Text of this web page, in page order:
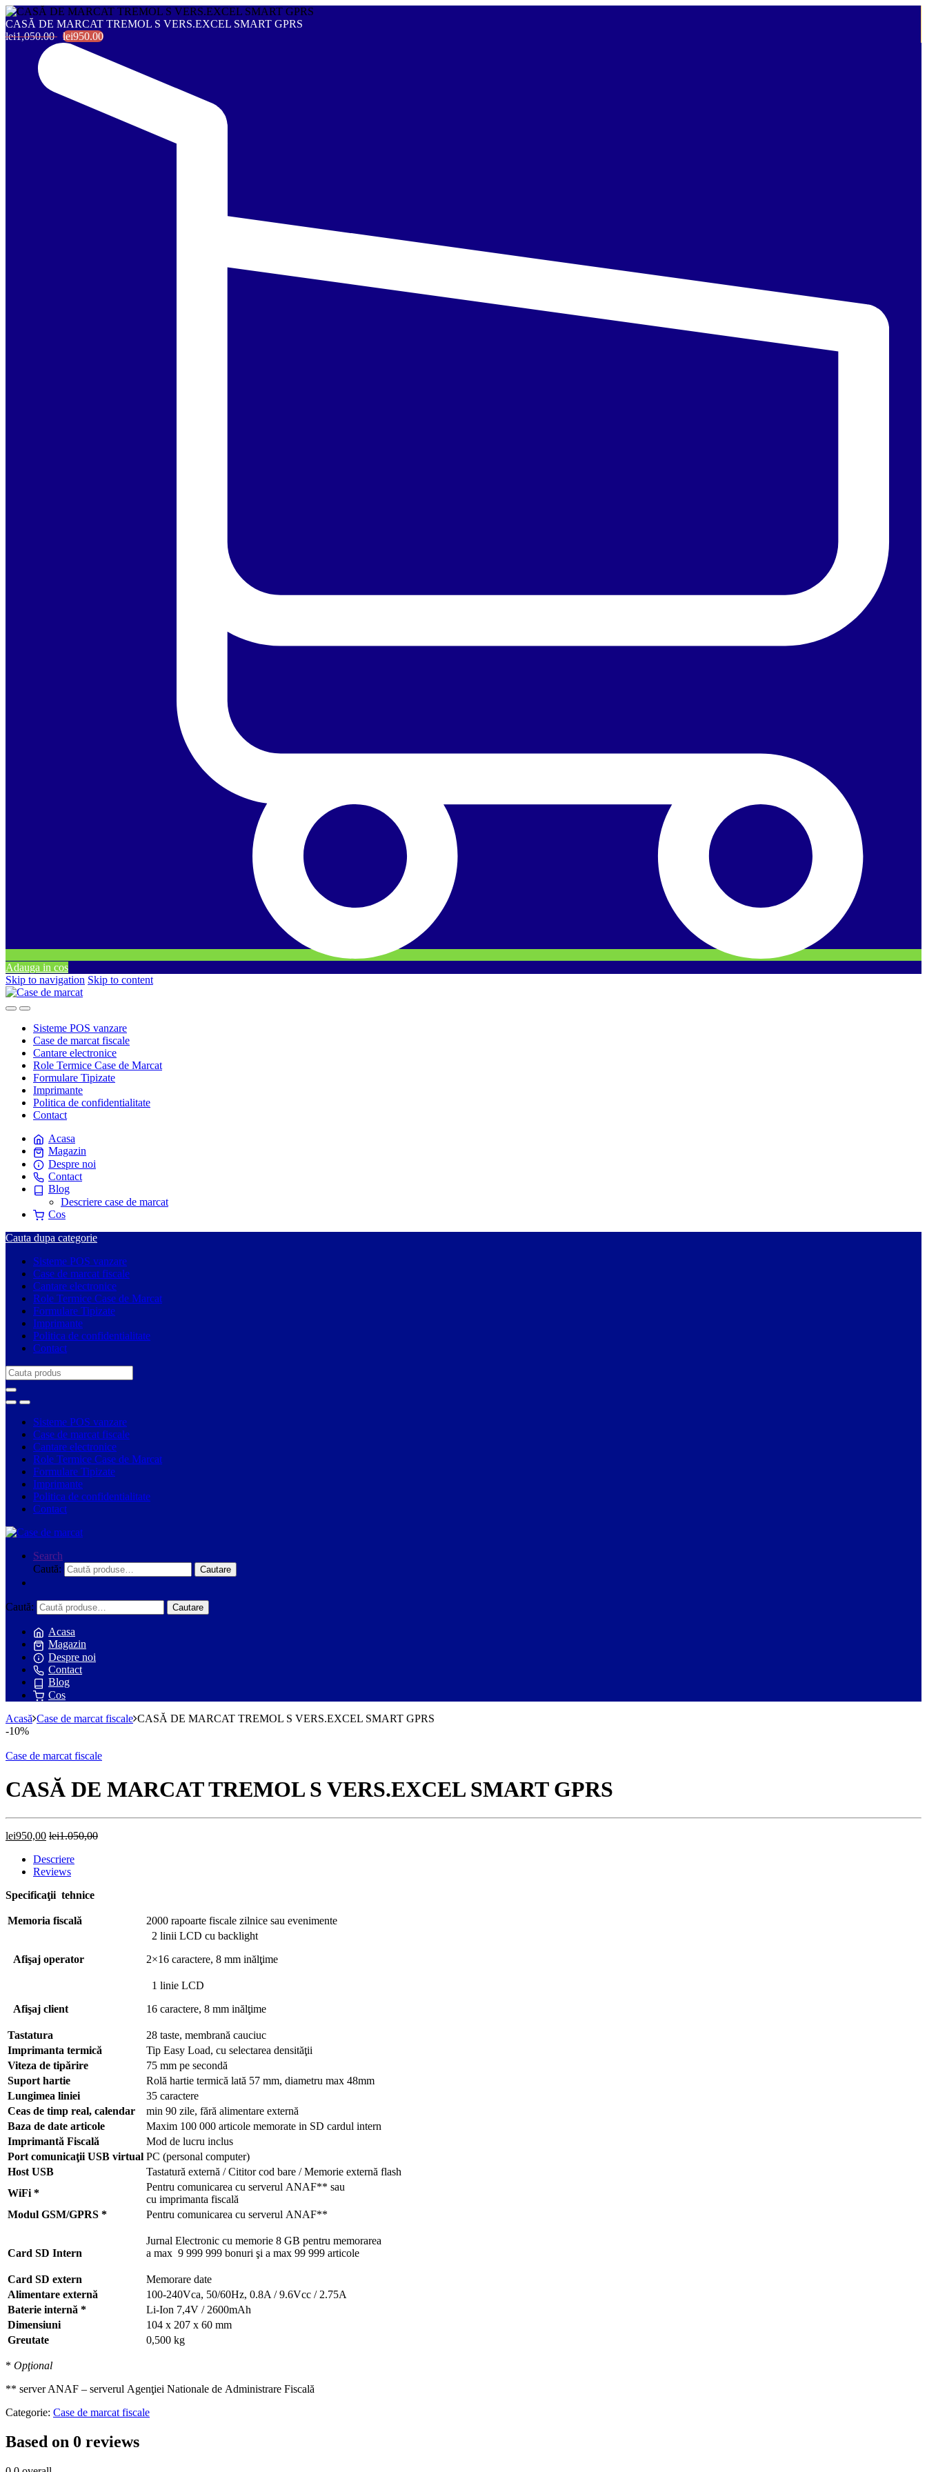
CASĂ DE MARCAT TREMOL S VERS.EXCEL SMART GPRS
lei1,050.00 lei950.00
Adauga in cos
Skip to navigation Skip to content
Sisteme POS vanzare
Case de marcat fiscale
Cantare electronice
Role Termice Case de Marcat
Formulare Tipizate
Imprimante
Politica de confidentialitate
Contact
Acasa
Magazin
Despre noi
Contact
Blog
Descriere case de marcat
Cos
Cauta dupa categorie
Sisteme POS vanzare
Case de marcat fiscale
Cantare electronice
Role Termice Case de Marcat
Formulare Tipizate
Imprimante
Politica de confidentialitate
Contact
Search
for:
Sisteme POS vanzare
Case de marcat fiscale
Cantare electronice
Role Termice Case de Marcat
Formulare Tipizate
Imprimante
Politica de confidentialitate
Contact
Search
Caută:
Cautare
Caută: Cautare
Acasa
Magazin
Despre noi
Contact
Blog
Cos
Acasă Case de marcat fiscale CASĂ DE MARCAT TREMOL S VERS.EXCEL SMART GPRS
-10%
Case de marcat fiscale
CASĂ DE MARCAT TREMOL S VERS.EXCEL SMART GPRS
lei950,00 lei1.050,00
Descriere
Reviews
Specificaţii tehnice
Memoria fiscală 2000 rapoarte fiscale zilnice sau evenimente
Afişaj operator
2 linii LCD cu backlight
2×16 caractere, 8 mm inălţime
Afişaj client
1 linie LCD
16 caractere, 8 mm inălţime
Tastatura
28 taste, membrană cauciuc
Imprimanta termică
Tip Easy Load, cu selectarea densităţii
Viteza de tipărire
75 mm pe secondă
Suport hartie
Rolă hartie termică lată 57 mm, diametru max 48mm
Lungimea liniei
35 caractere
Ceas de timp real, calendar
min 90 zile, fără alimentare externă
Baza de date articole
Maxim 100 000 articole memorate in SD cardul intern
Imprimantă Fiscală
Mod de lucru inclus
Port comunicaţii USB virtual PC (personal computer)
Host USB
Tastatură externă / Cititor cod bare / Memorie externă flash
WiFi *
Pentru comunicarea cu serverul ANAF** sau
cu imprimanta fiscală
Modul GSM/GPRS *
Pentru comunicarea cu serverul ANAF**
Card SD Intern
Jurnal Electronic cu memorie 8 GB pentru memorarea
a max 9 999 999 bonuri şi a max 99 999 articole
Card SD extern
Memorare date
Alimentare externă
100-240Vca, 50/60Hz, 0.8A / 9.6Vcc / 2.75A
Baterie internă *
Li-Ion 7,4V / 2600mAh
Dimensiuni
104 x 207 x 60 mm
Greutate
0,500 kg
* Opţional
** server ANAF – serverul Agenţiei Nationale de Administrare Fiscală
Categorie: Case de marcat fiscale
Based on 0 reviews